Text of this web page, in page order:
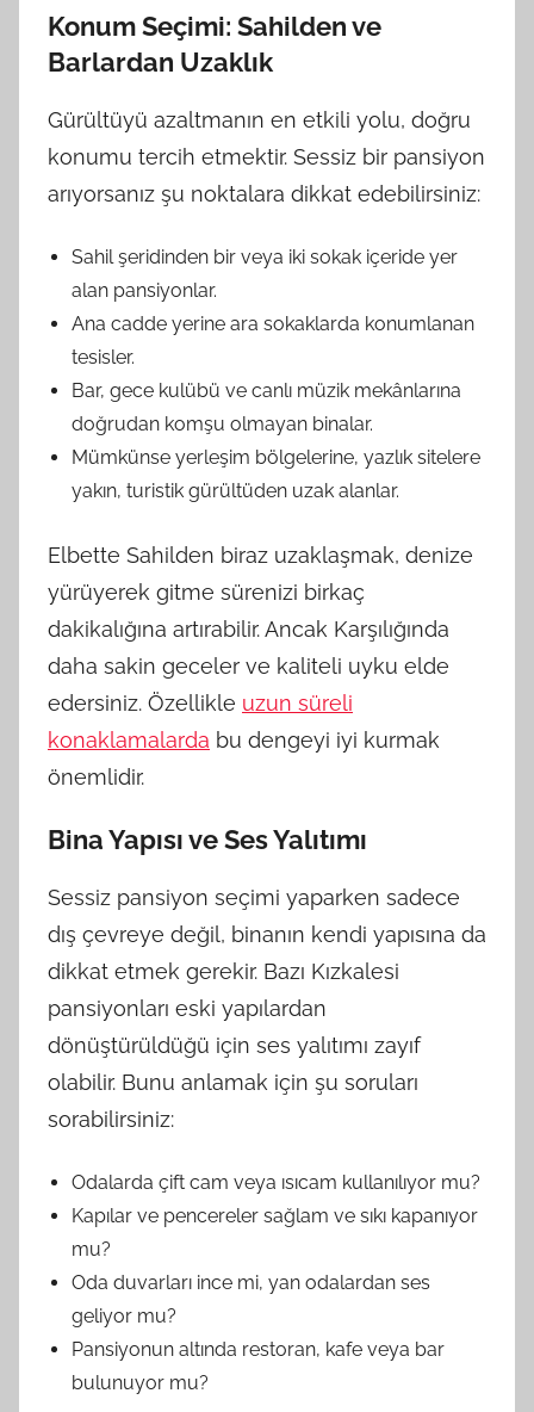
Konum Seçimi: Sahilden ve
Barlardan Uzaklık
Gürültüyü azaltmanın en etkili yolu, doğru
konumu tercih etmektir. Sessiz bir pansiyon
arıyorsanız şu noktalara dikkat edebilirsiniz:
Sahil şeridinden bir veya iki sokak içeride yer
alan pansiyonlar.
Ana cadde yerine ara sokaklarda konumlanan
tesisler.
Bar, gece kulübü ve canlı müzik mekânlarına
doğrudan komşu olmayan binalar.
Mümkünse yerleşim bölgelerine, yazlık sitelere
yakın, turistik gürültüden uzak alanlar.
Elbette Sahilden biraz uzaklaşmak, denize
yürüyerek gitme sürenizi birkaç
dakikalığına artırabilir. Ancak Karşılığında
daha sakin geceler ve kaliteli uyku elde
edersiniz. Özellikle uzun süreli
konaklamalarda bu dengeyi iyi kurmak
önemlidir.
Bina Yapısı ve Ses Yalıtımı
Sessiz pansiyon seçimi yaparken sadece
dış çevreye değil, binanın kendi yapısına da
dikkat etmek gerekir. Bazı Kızkalesi
pansiyonları eski yapılardan
dönüştürüldüğü için ses yalıtımı zayıf
olabilir. Bunu anlamak için şu soruları
sorabilirsiniz:
Odalarda çift cam veya ısıcam kullanılıyor mu?
Kapılar ve pencereler sağlam ve sıkı kapanıyor
mu?
Oda duvarları ince mi, yan odalardan ses
geliyor mu?
Pansiyonun altında restoran, kafe veya bar
bulunuyor mu?